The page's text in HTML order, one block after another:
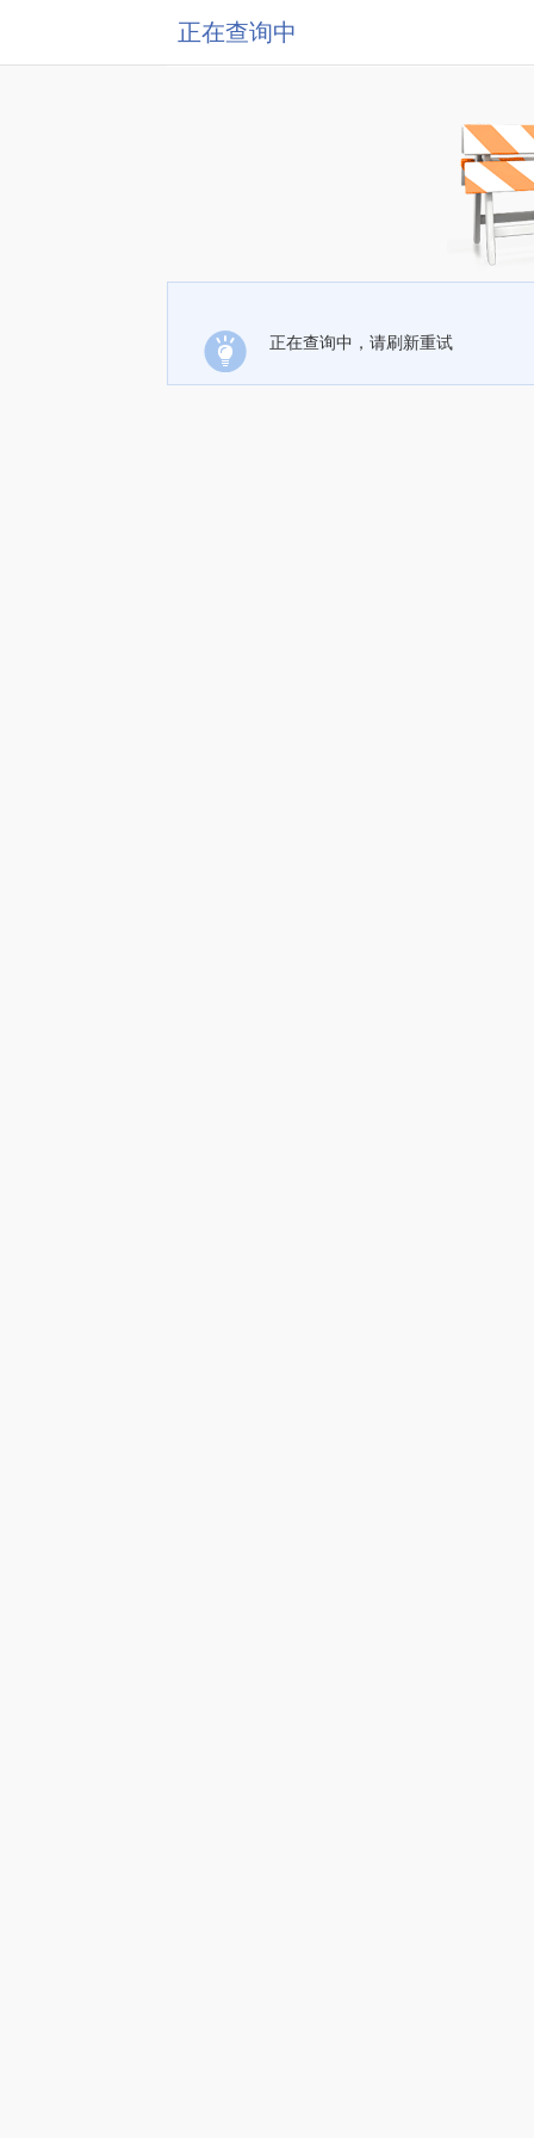
正在查询中
正在查询中，请刷新重试